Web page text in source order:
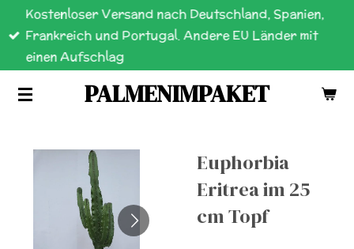
Zum
Hauptinhalt
springen
PALMENIMPAKET
Kostenloser Versand nach Deutschland, Spanien,
Frankreich und Portugal. Andere EU Länder mit
einen Aufschlag
Euphorbia
Eritrea im 25
cm Topf